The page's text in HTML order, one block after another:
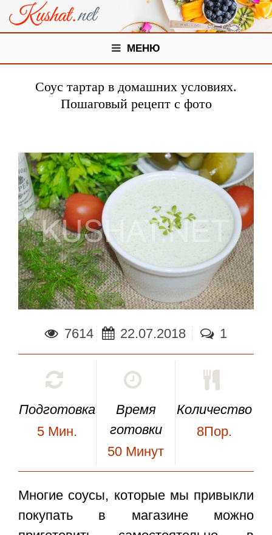
МЕНЮ
Соус тартар в домашних условиях.
Пошаговый рецепт с фото
7614 22.07.2018 1
Подготовка
5 Мин.
Время
готовки
50 Минут
Количество
8Пор.
Многие соусы, которые мы привыкли
покупать в магазине можно